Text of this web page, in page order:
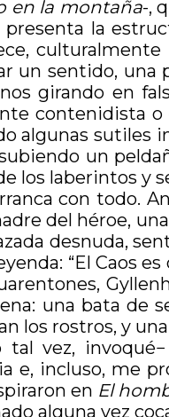
en la montaña-,
la
un sentido,
girando en
contenidista
algunas sutiles
un
los laberintos y
con todo.
del héroe,
desnuda,
“El Caos
una bata de
los rostros, y
tal vez,
e, incluso, me
en El
alguna vez